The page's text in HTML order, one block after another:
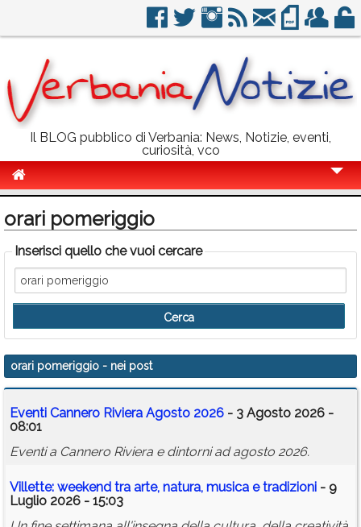
Il BLOG pubblico di Verbania: News, Notizie, eventi,
curiosità, vco
Politica
Sport
Eventi
Info Utili
Rubriche
Calendario
Annunci
orari pomeriggio
Inserisci quello che vuoi cercare
orari pomeriggio - nei post
Eventi Cannero Riviera Agosto 2026 - 3 Agosto 2026 -
08:01
Eventi a Cannero Riviera e dintorni ad agosto 2026.
Villette: weekend tra arte, natura, musica e tradizioni - 9
Luglio 2026 - 15:03